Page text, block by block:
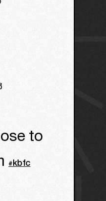
to
#kbfc